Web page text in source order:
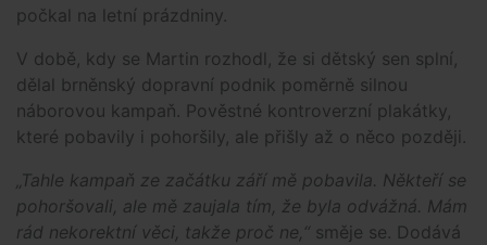
počkal na letní prázdniny.
V době, kdy se Martin rozhodl, že si dětský sen splní,
dělal brněnský dopravní podnik poměrně silnou
náborovou kampaň. Pověstné kontroverzní plakátky,
které pobavily i pohoršily, ale přišly až o něco později.
„Tahle kampaň ze začátku září mě pobavila. Někteří se
pohoršovali, ale mě zaujala tím, že byla odvážná. Mám
rád nekorektní věci, takže proč ne,“ směje se. Dodává